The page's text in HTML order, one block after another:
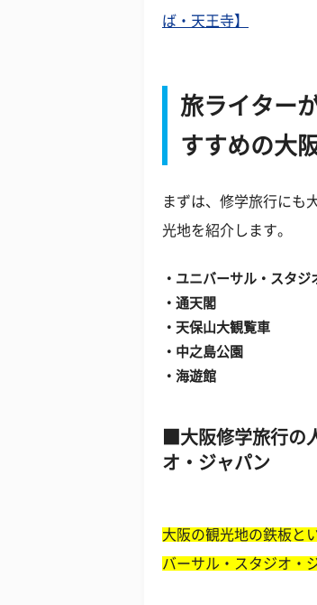
ば・天王寺】
旅ライター
すすめの大
まずは、修学旅行にも
光地を紹介します。
・ユニバーサル・スタジ
・通天閣
・天保山大観覧車
・中之島公園
・海遊館
大阪修学旅行の
オ・ジャパン
大阪の観光地の鉄板と
バーサル・スタジオ・